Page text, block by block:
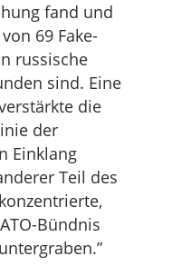
fand und
69 Fake-
russische
sind. Eine
die
der
Einklang
Teil des
Bündnis